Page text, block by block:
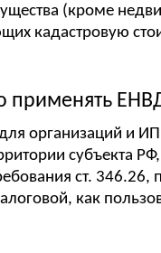
(кроме
кадастровую
применять
организаций и
субъекта
ст. 346.26,
как